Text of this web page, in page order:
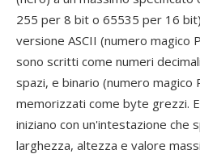
255 per 8 bit o 65535 per 16
versione ASCII (numero magico
sono scritti come numeri
spazi, e binario (numero magico
memorizzati come byte grezzi.
iniziano con un'intestazione che
larghezza, altezza e valore